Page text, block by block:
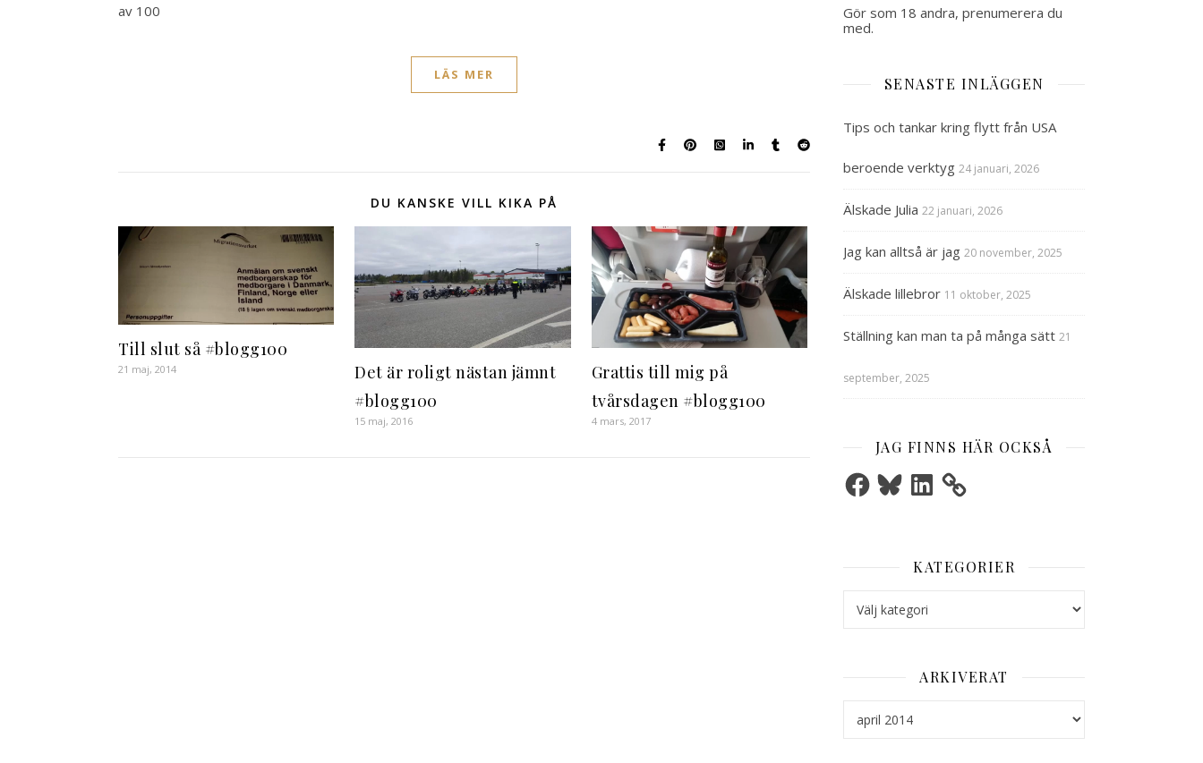
av 100
LÄS MER
DU KANSKE VILL KIKA PÅ
Till slut så #blogg100
21 maj, 2014
Det är roligt nästan jämnt
#blogg100
15 maj, 2016
Grattis till mig på
tvårsdagen #blogg100
4 mars, 2017
Gör som 18 andra, prenumerera du
med.
SENASTE INLÄGGEN
Tips och tankar kring flytt från USA
beroende verktyg 24 januari, 2026
Älskade Julia 22 januari, 2026
Jag kan alltså är jag 20 november, 2025
Älskade lillebror 11 oktober, 2025
Ställning kan man ta på många sätt 21
september, 2025
JAG FINNS HÄR OCKSÅ
FacebookBlueskyLinkedIn
KATEGORIER
ARKIVERAT